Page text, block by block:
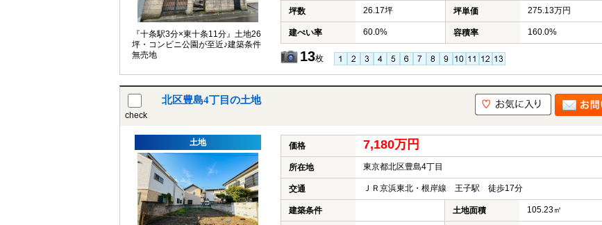
『十条駅3分×東十条11分』土地26
坪・コンビニ公園が至近♪建築条件
無売地
坪数 26.17坪 坪単価 275.13万円
建ぺい率 60.0% 容積率 160.0%
13枚
check
北区豊島4丁目の土地
土地 価格 7,180万円
所在地 東京都北区豊島4丁目
交通 ＪＲ京浜東北・根岸線 王子駅 徒歩17分
建築条件 土地面積 105.23㎡